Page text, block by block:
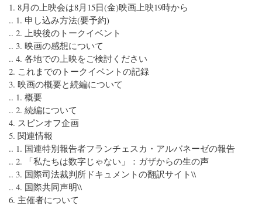
1. 8月の上映会は8月15日(金)映画上映19時から
.. 1. 申し込み方法(要予約)
.. 2. 上映後のトークイベント
.. 3. 映画の感想について
.. 4. 各地での上映をご検討ください
2. これまでのトークイベントの記録
3. 映画の概要と続編について
.. 1. 概要
.. 2. 続編について
4. スピンオフ企画
5. 関連情報
.. 1. 国連特別報告者フランチェスカ・アルバネーゼの報告
.. 2. 「私たちは数字じゃない」：ガザからの生の声
.. 3. 国際司法裁判所ドキュメントの翻訳サイト\\
.. 4. 国際共同声明\\
6. 主催者について